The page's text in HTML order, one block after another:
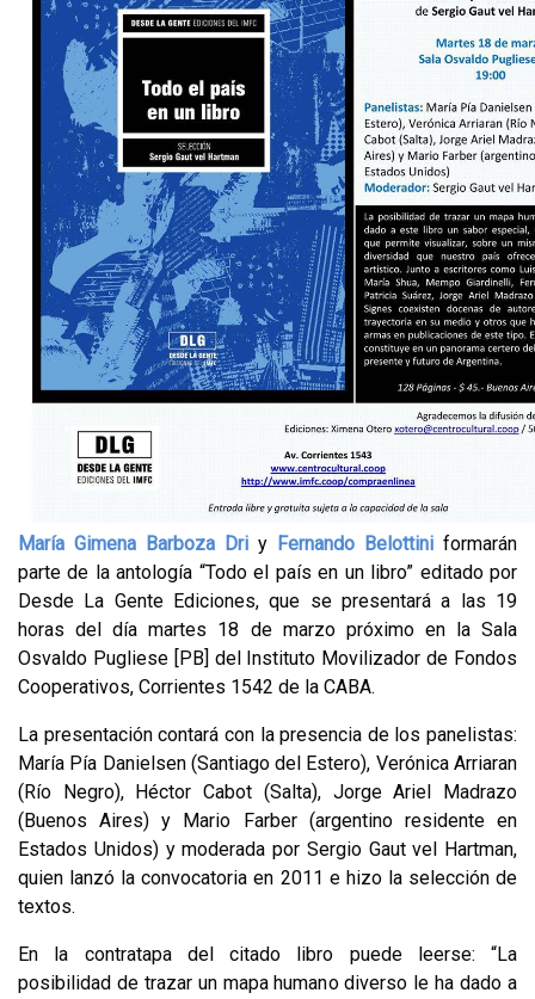
María Gimena Barboza Dri y Fernando Belottini formarán
parte de la antología “Todo el país en un libro” editado por
Desde La Gente Ediciones, que se presentará a las 19
horas del día martes 18 de marzo próximo en la Sala
Osvaldo Pugliese [PB] del Instituto Movilizador de Fondos
Cooperativos, Corrientes 1542 de la CABA.
La presentación contará con la presencia de los panelistas:
María Pía Danielsen (Santiago del Estero), Verónica Arriaran
(Río Negro), Héctor Cabot (Salta), Jorge Ariel Madrazo
(Buenos Aires) y Mario Farber (argentino residente en
Estados Unidos) y moderada por Sergio Gaut vel Hartman,
quien lanzó la convocatoria en 2011 e hizo la selección de
textos.
En la contratapa del citado libro puede leerse: “La
posibilidad de trazar un mapa humano diverso le ha dado a